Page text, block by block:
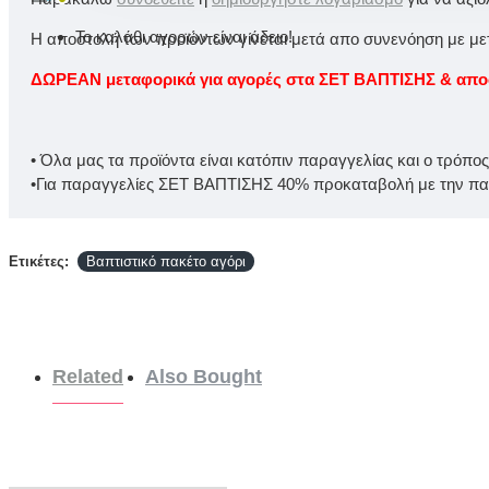
Το καλάθι αγορών είναι άδειο!
Η αποστολή των προϊόντων γίνεται μετά απο συνενόηση με
ΔΩΡΕΑΝ μεταφορικά για αγορές στα ΣΕΤ ΒΑΠΤΙΣΗΣ &
• Όλα μας τα προϊόντα είναι κατόπιν παραγγελίας και ο
•Για παραγγελίες ΣΕΤ ΒΑΠΤΙΣΗΣ 40% προκαταβολή με την
Ετικέτες: Βαπτιστικό πακέτο αγόρι
Related Also Bought